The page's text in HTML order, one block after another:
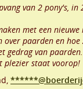
van 2 pony's,
met een
paarden en hoe
gedrag van paarden.
plezier staat voorop!